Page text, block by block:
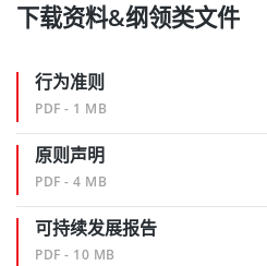
下载资料&纲领类文件
行为准则
PDF - 1 MB
原则声明
PDF - 4 MB
可持续发展报告
PDF - 10 MB